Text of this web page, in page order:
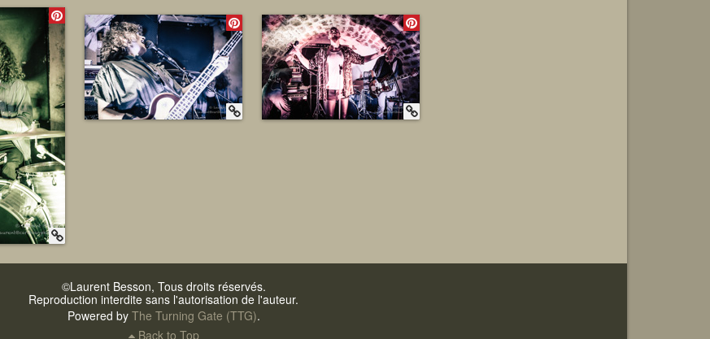
©Laurent Besson, Tous droits réservés.
Reproduction interdite sans l'autorisation de l'auteur.
Powered by The Turning Gate (TTG).
Back to Top